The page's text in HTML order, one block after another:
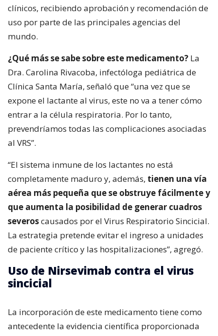
clínicos, recibiendo aprobación y recomendación de
uso por parte de las principales agencias del
mundo.
¿Qué más se sabe sobre este medicamento? La
Dra. Carolina Rivacoba, infectóloga pediátrica de
Clínica Santa María, señaló que “una vez que se
expone el lactante al virus, este no va a tener cómo
entrar a la célula respiratoria. Por lo tanto,
prevendríamos todas las complicaciones asociadas
al VRS”.
“El sistema inmune de los lactantes no está
completamente maduro y, además, tienen una vía
aérea más pequeña que se obstruye fácilmente y
que aumenta la posibilidad de generar cuadros
severoscausados por el Virus Respiratorio Sincicial.
La estrategia pretende evitar el ingreso a unidades
de paciente crítico y las hospitalizaciones”, agregó.
Uso de Nirsevimab contra el virus
sincicial
La incorporación de este medicamento tiene como
antecedente la evidencia científica proporcionada